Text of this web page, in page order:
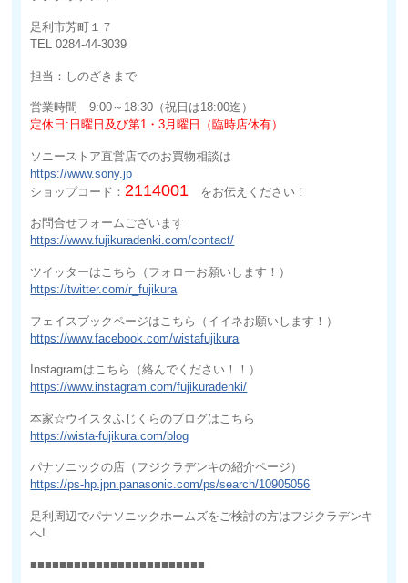
足利市芳町１７
TEL 0284-44-3039
担当：しのざきまで
営業時間 9:00～18:30（祝日は18:00迄）
定休日:日曜日及び第1・3月曜日（臨時店休有）
ソニーストア直営店でのお買物相談は
https://www.sony.jp
ショップコード： 2114001 をお伝えください！
お問合せフォームございます
https://www.fujikuradenki.com/contact/
ツイッターはこちら（フォローお願いします！）
https://twitter.com/r_fujikura
フェイスブックページはこちら（イイネお願いします！）
https://www.facebook.com/wistafujikura
Instagramはこちら（絡んでください！！）
https://www.instagram.com/fujikuradenki/
本家☆ウイスタふじくらのブログはこちら
https://wista-fujikura.com/blog
パナソニックの店（フジクラデンキの紹介ページ）
https://ps-hp.jpn.panasonic.com/ps/search/10905056
足利周辺でパナソニックホームズをご検討の方はフジクラデンキ
へ!
■■■■■■■■■■■■■■■■■■■■■■■■